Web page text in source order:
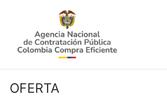
contenido
OFERTA